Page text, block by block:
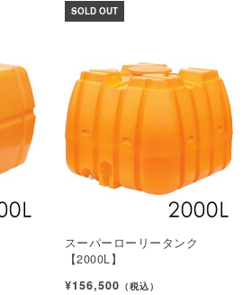
SOLD OUT
スーパーローリータンク
【2000L】
¥156,500 （税込）